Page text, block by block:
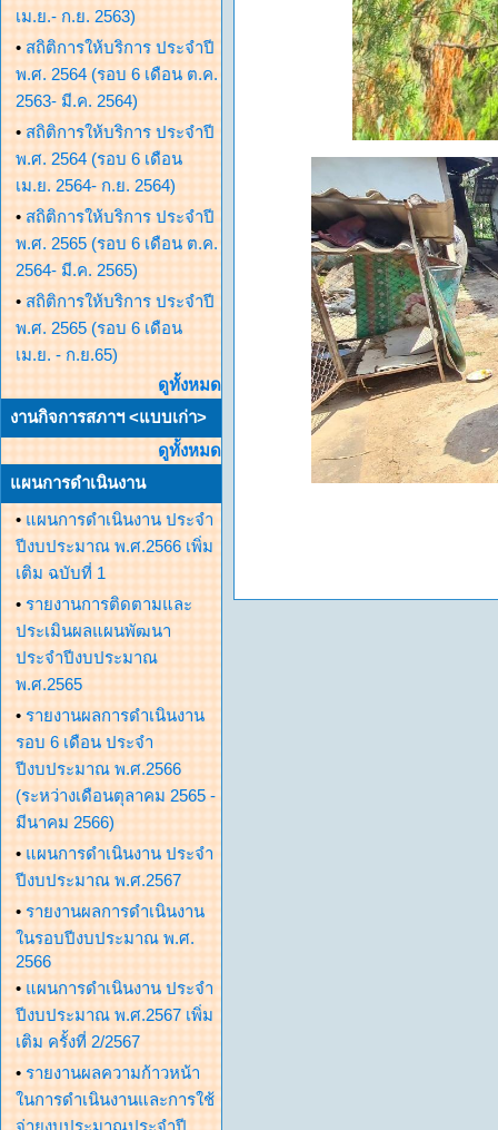
เม.ย.- ก.ย. 2563)
• สถิติการให้บริการ ประจำปี
พ.ศ. 2564 (รอบ 6 เดือน ต.ค.
2563- มี.ค. 2564)
• สถิติการให้บริการ ประจำปี
พ.ศ. 2564 (รอบ 6 เดือน
เม.ย. 2564- ก.ย. 2564)
• สถิติการให้บริการ ประจำปี
พ.ศ. 2565 (รอบ 6 เดือน ต.ค.
2564- มี.ค. 2565)
• สถิติการให้บริการ ประจำปี
พ.ศ. 2565 (รอบ 6 เดือน
เม.ย. - ก.ย.65)
ดูทั้งหมด
งานกิจการสภาฯ <แบบเก่า>
ดูทั้งหมด
แผนการดำเนินงาน
• แผนการดำเนินงาน ประจำ
ปีงบประมาณ พ.ศ.2566 เพิ่ม
เติม ฉบับที่ 1
• รายงานการติดตามและ
ประเมินผลแผนพัฒนา
ประจำปีงบประมาณ
พ.ศ.2565
• รายงานผลการดำเนินงาน
รอบ 6 เดือน ประจำ
ปีงบประมาณ พ.ศ.2566
(ระหว่างเดือนตุลาคม 2565 -
มีนาคม 2566)
• แผนการดำเนินงาน ประจำ
ปีงบประมาณ พ.ศ.2567
• รายงานผลการดำเนินงาน
ในรอบปีงบประมาณ พ.ศ.
2566
• แผนการดำเนินงาน ประจำ
ปีงบประมาณ พ.ศ.2567 เพิ่ม
เติม ครั้งที่ 2/2567
• รายงานผลความก้าวหน้า
ในการดำเนินงานและการใช้
จ่ายงบประมาณประจำปี